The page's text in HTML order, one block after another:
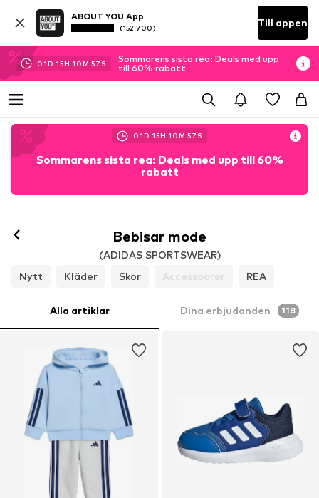
ABOUT YOU App
(152 700) Till appen
01D 15H 10M 56 S
Sommarens sista rea: Deals med upp
till 60% rabatt
01D 15H 10M 55 S
Sommarens sista rea: Deals med upp till 60%
rabatt
Bebisar mode
(ADIDAS SPORTSWEAR)
Nytt
Kläder Skor Accessoarer REA
Alla artiklar Dina erbjudanden 118